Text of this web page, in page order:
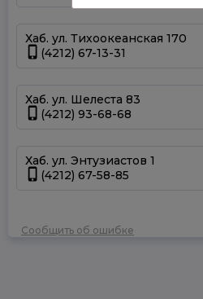
Хаб. ул. Тихоокеанская 170
(4212) 67-13-31
Хаб. ул. Шелеста 83
(4212) 93-68-68
Хаб. ул. Энтузиастов 1
(4212) 67-58-85
Сообщить об ошибке